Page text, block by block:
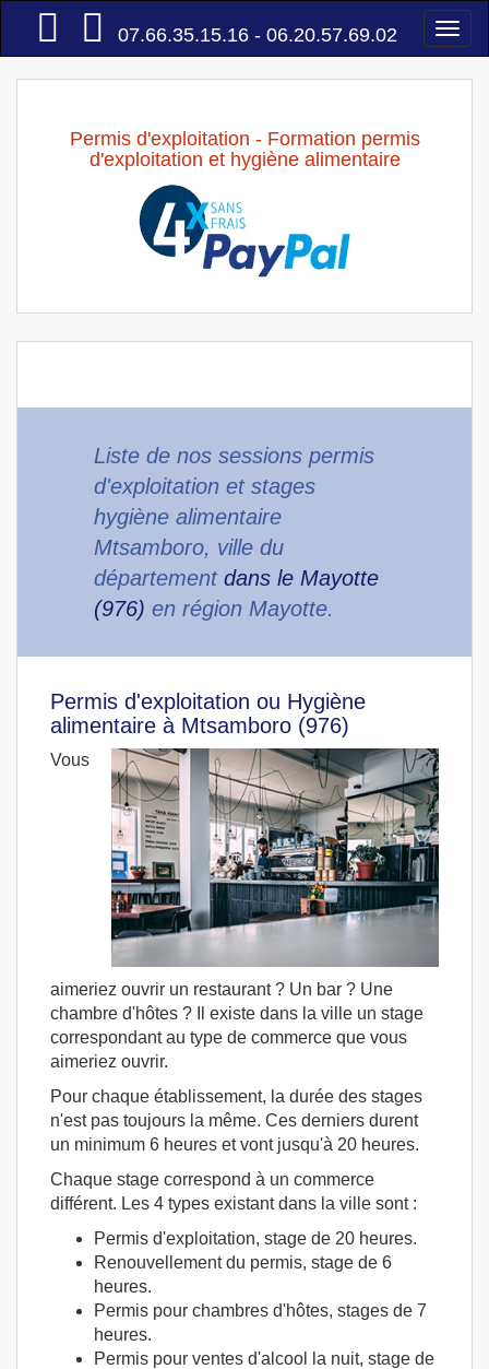
Accueil
07.66.35.15.16 - 06.20.57.69.02
Permis d'exploitation - Formation permis
d'exploitation et hygiène alimentaire
Liste de nos sessions permis
d'exploitation et stages
hygiène alimentaire
Mtsamboro, ville du
département dans le Mayotte
(976) en région Mayotte.
Permis d'exploitation ou Hygiène
alimentaire à Mtsamboro (976)
Vous
aimeriez ouvrir un restaurant ? Un bar ? Une
chambre d'hôtes ? Il existe dans la ville un stage
correspondant au type de commerce que vous
aimeriez ouvrir.
Pour chaque établissement, la durée des stages
n'est pas toujours la même. Ces derniers durent
un minimum 6 heures et vont jusqu'à 20 heures.
Chaque stage correspond à un commerce
différent. Les 4 types existant dans la ville sont :
Permis d'exploitation, stage de 20 heures.
Renouvellement du permis, stage de 6
heures.
Permis pour chambres d'hôtes, stages de 7
heures.
Permis pour ventes d'alcool la nuit, stage de